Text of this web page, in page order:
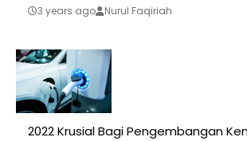
3 years ago Nurul Faqiriah
2022 Krusial Bagi Pengembangan